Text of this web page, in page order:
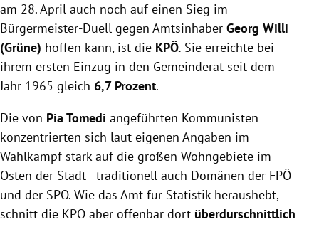
am 28. April auch noch auf einen Sieg im
Bürgermeister-Duell gegen Amtsinhaber Georg Willi
(Grüne) hoffen kann, ist die KPÖ. Sie erreichte bei
ihrem ersten Einzug in den Gemeinderat seit dem
Jahr 1965 gleich 6,7 Prozent.
Die von Pia Tomedi angeführten Kommunisten
konzentrierten sich laut eigenen Angaben im
Wahlkampf stark auf die großen Wohngebiete im
Osten der Stadt - traditionell auch Domänen der FPÖ
und der SPÖ. Wie das Amt für Statistik heraushebt,
schnitt die KPÖ aber offenbar dort überdurschnittlich